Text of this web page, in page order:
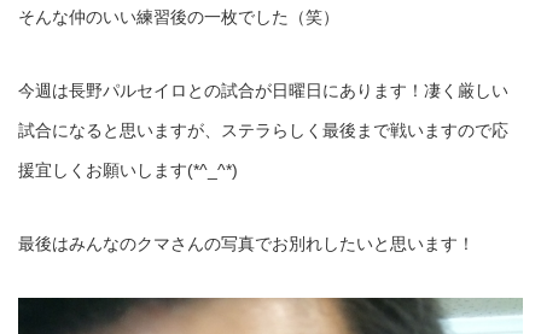
そんな仲のいい練習後の一枚でした（笑）
今週は長野パルセイロとの試合が日曜日にあります！凄く厳しい
試合になると思いますが、ステラらしく最後まで戦いますので応
援宜しくお願いします(*^_^*)
最後はみんなのクマさんの写真でお別れしたいと思います！